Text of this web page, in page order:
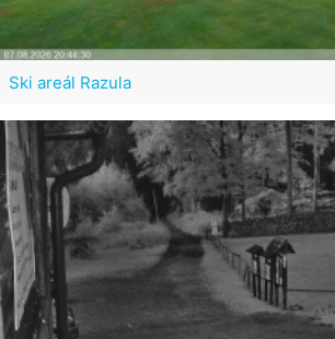
Ski areál Razula